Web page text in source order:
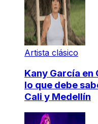
Artista clásico
Kany García
lo que debe
Cali y Medellín